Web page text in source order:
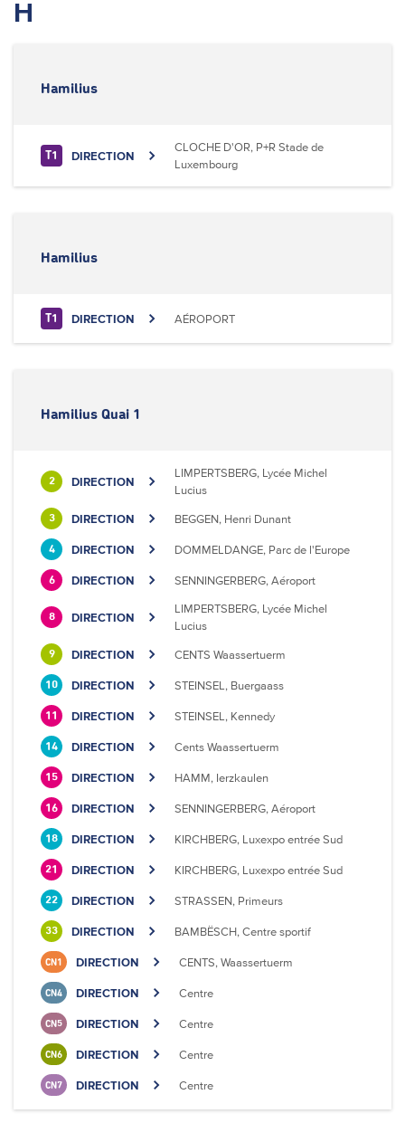
H
Hamilius
T1 DIRECTION
CLOCHE D'OR, P+R Stade de
Luxembourg
Hamilius
T1 DIRECTION AÉROPORT
Hamilius Quai 1
2 DIRECTION
LIMPERTSBERG, Lycée Michel
Lucius
3 DIRECTION BEGGEN, Henri Dunant
4 DIRECTION DOMMELDANGE, Parc de l'Europe
6 DIRECTION SENNINGERBERG, Aéroport
8 DIRECTION
LIMPERTSBERG, Lycée Michel
Lucius
9 DIRECTION CENTS Waassertuerm
10 DIRECTION STEINSEL, Buergaass
11 DIRECTION STEINSEL, Kennedy
14 DIRECTION Cents Waassertuerm
15 DIRECTION HAMM, Ierzkaulen
16 DIRECTION SENNINGERBERG, Aéroport
18 DIRECTION KIRCHBERG, Luxexpo entrée Sud
21 DIRECTION KIRCHBERG, Luxexpo entrée Sud
22 DIRECTION STRASSEN, Primeurs
33 DIRECTION BAMBËSCH, Centre sportif
CN1 DIRECTION CENTS, Waassertuerm
CN4 DIRECTION Centre
CN5 DIRECTION Centre
CN6 DIRECTION Centre
CN7 DIRECTION Centre